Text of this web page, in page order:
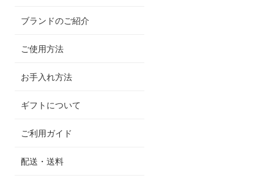
ブランドのご紹介
ご使用方法
お手入れ方法
ギフトについて
ご利用ガイド
配送・送料